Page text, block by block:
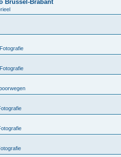
Brussel-Brabant